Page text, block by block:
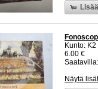
Kunto:
6.00 €
Näytä